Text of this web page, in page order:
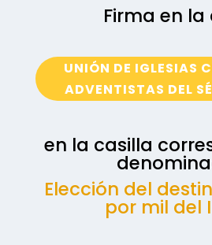
Firma en la
UNIÓN DE IGLESIAS
ADVENTISTAS DEL
en la casilla
Elección del
por mil del